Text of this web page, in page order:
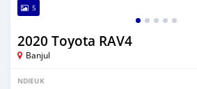
5
2020 Toyota RAV4
Banjul
NDIEUK